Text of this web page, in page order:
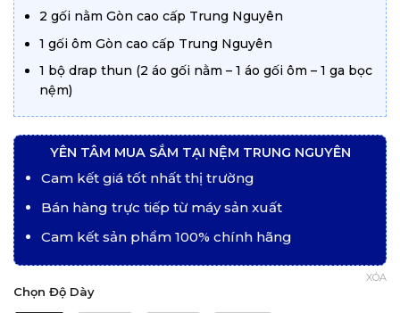
2 gối nằm Gòn cao cấp Trung Nguyên
1 gối ôm Gòn cao cấp Trung Nguyên
1 bộ drap thun (2 áo gối nằm – 1 áo gối ôm – 1 ga bọc
nệm)
YÊN TÂM MUA SẮM TẠI NỆM TRUNG NGUYÊN
Cam kết giá tốt nhất thị trường
Bán hàng trực tiếp từ máy sản xuất
Cam kết sản phẩm 100% chính hãng
Chọn Độ Dày
XÓA